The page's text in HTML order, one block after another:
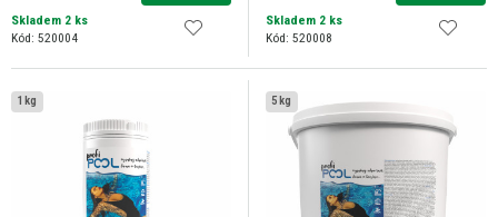
Skladem 2 ks
Kód: 520004
Skladem 2 ks
Kód: 520008
1 kg 5 kg